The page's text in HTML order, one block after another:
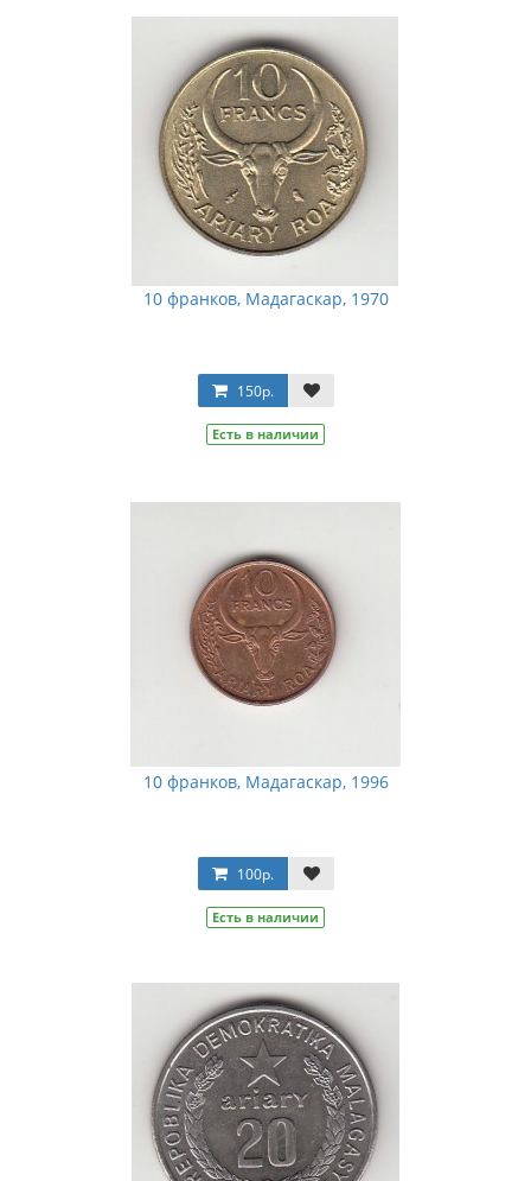
10 франков, Мадагаскар, 1970
150р.
Есть в наличии
10 франков, Мадагаскар, 1996
100р.
Есть в наличии